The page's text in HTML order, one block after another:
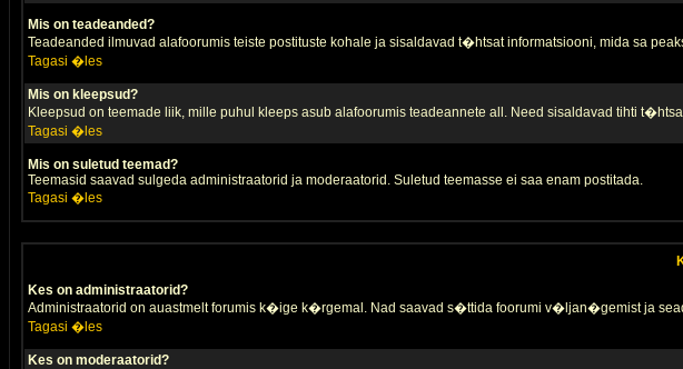
Mis on teadeanded?
Teadeanded ilmuvad alafoorumis teiste postituste kohale ja sisaldavad t�htsat informatsiooni, mida sa
Tagasi �les
Mis on kleepsud?
Kleepsud on teemade liik, mille puhul kleeps asub alafoorumis teadeannete all. Need sisaldavad tihti
Tagasi �les
Mis on suletud teemad?
Teemasid saavad sulgeda administraatorid ja moderaatorid. Suletud teemasse ei saa enam postitada.
Tagasi �les
Kes on administraatorid?
Administraatorid on auastmelt forumis k�ige k�rgemal. Nad saavad s�ttida foorumi v�ljan�gemist ja
Tagasi �les
Kes on moderaatorid?